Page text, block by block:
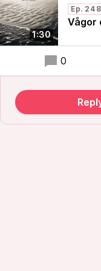
1:30
Ep. 248
Vågor
0